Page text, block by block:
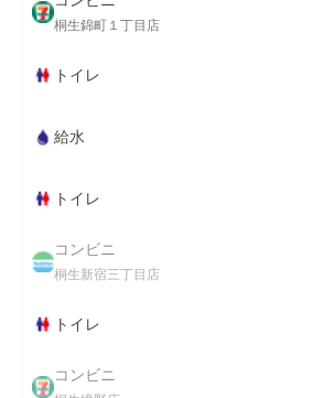
桐生錦町１丁目店
トイレ
給水
トイレ
コンビニ
桐生新宿三丁目店
トイレ
コンビニ